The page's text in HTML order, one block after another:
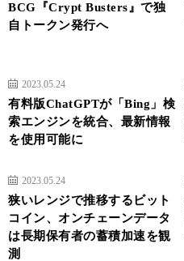
BCG『Crypt Busters』で独
自トークン発行へ
2023.05.24
有料版ChatGPTが「Bing」検
索エンジンを統合、最新情報
を使用可能に
2023.05.24
狭いレンジで推移するビット
コイン、オンチェーンデータ
は長期保有者の蓄積加速を観
測